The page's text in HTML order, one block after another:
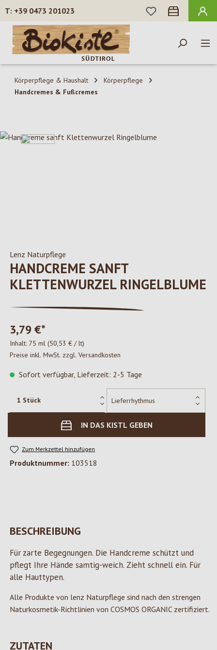
Zum Hauptinhalt springen
+39 0473 201023
DU HAST 0
Körperpflege & Haushalt
Körperpflege
Handcremes & Fußcremes
Bildergalerie überspringen
Lenz Naturpflege
HANDCREME SANFT
KLETTENWURZEL RINGELBLUME
3,79 €*
Inhalt: 75 ml (50,53 € / lt)
Preise inkl. MwSt. zzgl. Versandkosten
Sofort verfügbar, Lieferzeit: 2-5 Tage
IN DAS KISTL GEBEN
Zum Merkzettel hinzufügen
Produktnummer: 103518
BESCHREIBUNG
Für zarte Begegnungen. Die Handcreme schützt und
pflegt Ihre Hände samtig-weich. Zieht schnell ein. Für
alle Hauttypen.
Alle Produkte von lenz Naturpflege sind nach den strengen
Naturkosmetik-Richtlinien von COSMOS ORGANIC zertifiziert.
ZUTATEN